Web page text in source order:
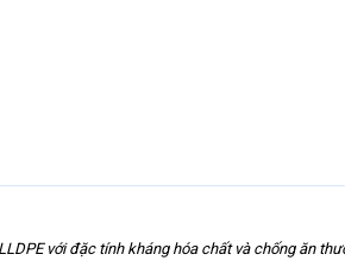
với đặc tính kháng hóa chất và chống ăn